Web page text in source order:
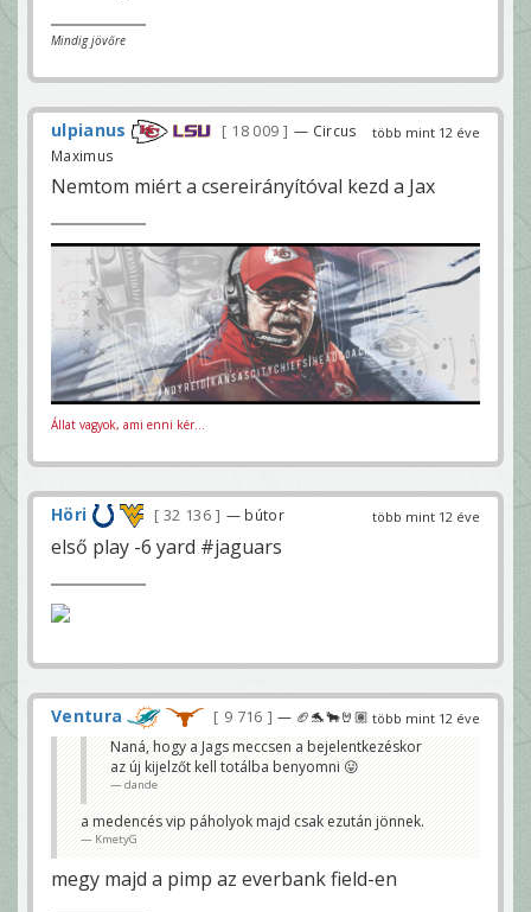
Mindig jövőre
több mint 12 éve
ulpianus 18 009
— Circus
Maximus
Nemtom miért a csereirányítóval kezd a Jax
Állat vagyok, ami enni kér...
több mint 12 éve
Höri 32 136 — bútor
első play -6 yard #jaguars
több mint 12 éve
Ventura 9 716 — 🏈🐬🐂🤘🏽
Naná, hogy a Jags meccsen a bejelentkezéskor
az új kijelzőt kell totálba benyomni 😛
dande
a medencés vip páholyok majd csak ezután jönnek.
KmetyG
megy majd a pimp az everbank field-en